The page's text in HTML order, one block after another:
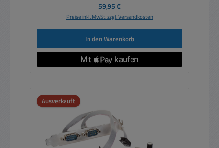
Regulärer Preis:
59,95 €
Preise inkl. MwSt. zzgl. Versandkosten
In den Warenkorb
Ausverkauft